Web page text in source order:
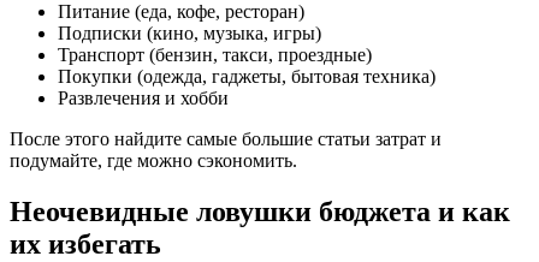
Питание (еда, кофе, ресторан)
Подписки (кино, музыка, игры)
Транспорт (бензин, такси, проездные)
Покупки (одежда, гаджеты, бытовая техника)
Развлечения и хобби
После этого найдите самые большие статьи затрат и
подумайте, где можно сэкономить.
Неочевидные ловушки бюджета и как
их избегать